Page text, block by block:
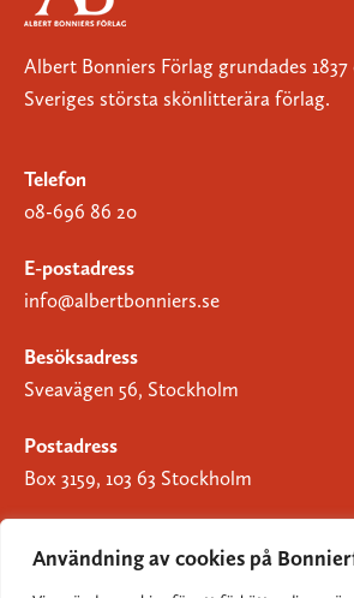
Användning av cookies på
Albert Bonniers Förlag grundades 1837
Sveriges största skönlitterära förlag.
Telefon
08-696 86 20
E-postadress
info@albertbonniers.se
Besöksadress
Sveavägen 56, Stockholm
Postadress
Box 3159, 103 63 Stockholm